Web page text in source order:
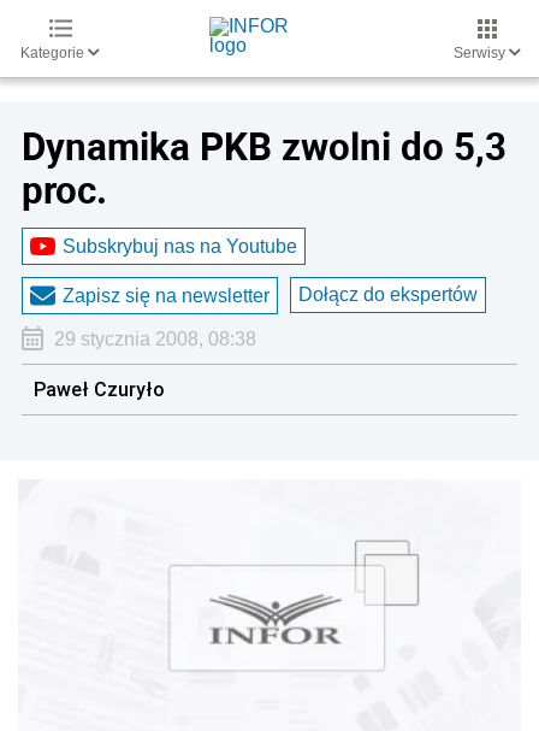
Kategorie Serwisy
Dynamika PKB zwolni do 5,3
proc.
Subskrybuj nas na Youtube
Zapisz się na newsletter Dołącz do ekspertów
29 stycznia 2008, 08:38
Paweł Czuryło